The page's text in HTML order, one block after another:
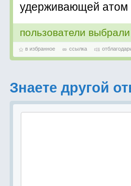
удерживающей атом
пользователи
в избранное ссылка
Знаете другой